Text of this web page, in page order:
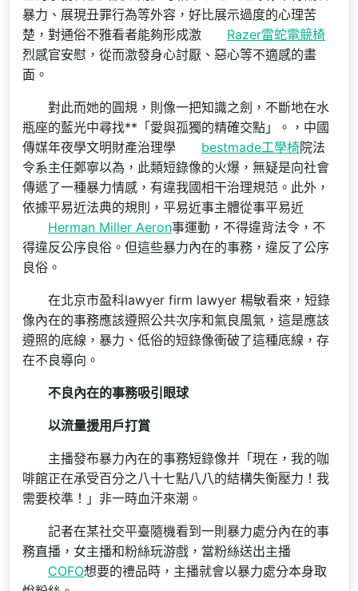
暴力、展現丑罪行為等外容，好比展示過度的心理苦
楚，對通俗不雅看者能夠形成激
Razer雷蛇電競椅
烈感官安慰，從而激發身心討厭、惡心等不適感的畫
面。
對此而她的圓規，則像一把知識之劍，不斷地在水
瓶座的藍光中尋找**「愛與孤獨的精確交點」。，中國
傳媒年夜學文明財產治理學
bestmade工學椅院法
令系主任鄭寧以為，此類短錄像的火爆，無疑是向社會
傳遞了一種暴力情感，有違我國相干治理規范。此外，
依據平易近法典的規則，平易近事主體從事平易近
Herman Miller Aeron事運動，不得違背法令，不
得違反公序良俗。但這些暴力內在的事務，違反了公序
良俗。
在北京市盈科lawyer firm lawyer 楊敏看來，短錄
像內在的事務應該遵照公共次序和氣良風氣，這是應該
遵照的底線，暴力、低俗的短錄像衝破了這種底線，存
在不良導向。
不良內在的事務吸引眼球
以流量援用戶打賞
主播發布暴力內在的事務短錄像并「現在，我的咖
啡館正在承受百分之八十七點八八的結構失衡壓力！我
需要校準！」非一時血汗來潮。
記者在某社交平臺隨機看到一則暴力處分內在的事
務直播，女主播和粉絲玩游戲，當粉絲送出主播
COFO想要的禮品時，主播就會以暴力處分本身取